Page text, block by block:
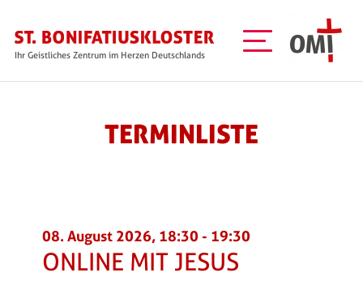
Ihr Geistliches Zentrum im Herzen Deutschlands
TERMINLISTE
08. August 2026, 18:30 - 19:30
ONLINE MIT JESUS